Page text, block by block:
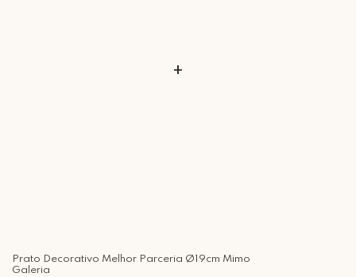
+
Prato Decorativo Melhor Parceria Ø19cm Mimo
Galeria